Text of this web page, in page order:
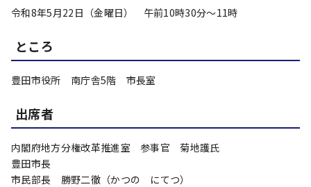
令和8年5月22日（金曜日） 午前10時30分～11時
ところ
豊田市役所 南庁舎5階 市長室
出席者
内閣府地方分権改革推進室 参事官 菊地護氏
豊田市長
市民部長 勝野二徹（かつの にてつ）